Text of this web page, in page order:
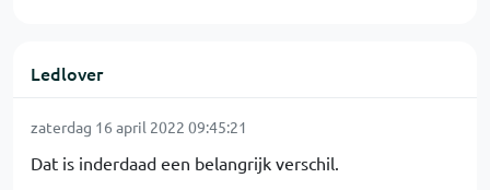
Ledlover
zaterdag 16 april 2022 09:45:21
Dat is inderdaad een belangrijk verschil.